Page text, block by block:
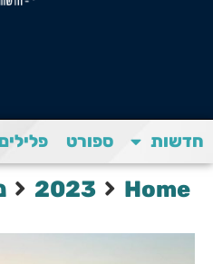
חדשות ספורט פלילים
Home
2023